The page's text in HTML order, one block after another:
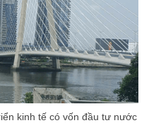
kinh tế có vốn đầu tư nước